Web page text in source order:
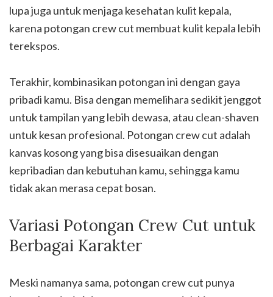
lupa juga untuk menjaga kesehatan kulit kepala,
karena potongan crew cut membuat kulit kepala lebih
terekspos.
Terakhir, kombinasikan potongan ini dengan gaya
pribadi kamu. Bisa dengan memelihara sedikit jenggot
untuk tampilan yang lebih dewasa, atau clean-shaven
untuk kesan profesional. Potongan crew cut adalah
kanvas kosong yang bisa disesuaikan dengan
kepribadian dan kebutuhan kamu, sehingga kamu
tidak akan merasa cepat bosan.
Variasi Potongan Crew Cut untuk
Berbagai Karakter
Meski namanya sama, potongan crew cut punya